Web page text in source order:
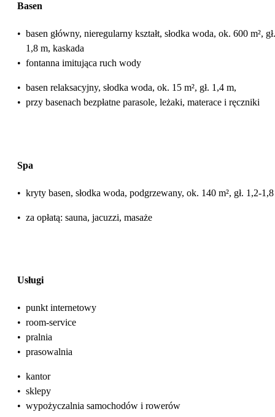
Basen
• basen główny, nieregularny kształt, słodka woda, ok. 600 m²,
1,8 m, kaskada
• fontanna imitująca ruch wody
• basen relaksacyjny, słodka woda, ok. 15 m², gł. 1,4 m,
• przy basenach bezpłatne parasole, leżaki, materace i ręczniki
Spa
• kryty basen, słodka woda, podgrzewany, ok. 140 m², gł. 1,2-
• za opłatą: sauna, jacuzzi, masaże
Usługi
• punkt internetowy
• room-service
• pralnia
• prasowalnia
• kantor
• sklepy
• wypożyczalnia samochodów i rowerów